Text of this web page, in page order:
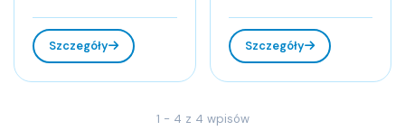
Szczegóły Szczegóły
1 - 4 z 4 wpisów